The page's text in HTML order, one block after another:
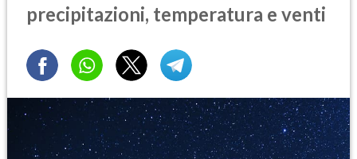
precipitazioni, temperatura e venti